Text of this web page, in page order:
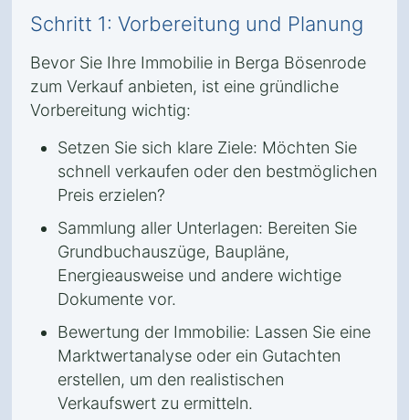
Schritt 1: Vorbereitung und Planung
Bevor Sie Ihre Immobilie in Berga Bösenrode
zum Verkauf anbieten, ist eine gründliche
Vorbereitung wichtig:
Setzen Sie sich klare Ziele: Möchten Sie
schnell verkaufen oder den bestmöglichen
Preis erzielen?
Sammlung aller Unterlagen: Bereiten Sie
Grundbuchauszüge, Baupläne,
Energieausweise und andere wichtige
Dokumente vor.
Bewertung der Immobilie: Lassen Sie eine
Marktwertanalyse oder ein Gutachten
erstellen, um den realistischen
Verkaufswert zu ermitteln.